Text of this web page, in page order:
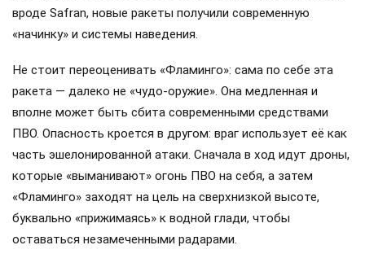
вроде Safran, новые ракеты получили современную
«начинку» и системы наведения.
Не стоит переоценивать «Фламинго»: сама по себе эта
ракета — далеко не «чудо-оружие». Она медленная и
вполне может быть сбита современными средствами
ПВО. Опасность кроется в другом: враг использует её как
часть эшелонированной атаки. Сначала в ход идут дроны,
которые «выманивают» огонь ПВО на себя, а затем
«Фламинго» заходят на цель на сверхнизкой высоте,
буквально «прижимаясь» к водной глади, чтобы
оставаться незамеченными радарами.